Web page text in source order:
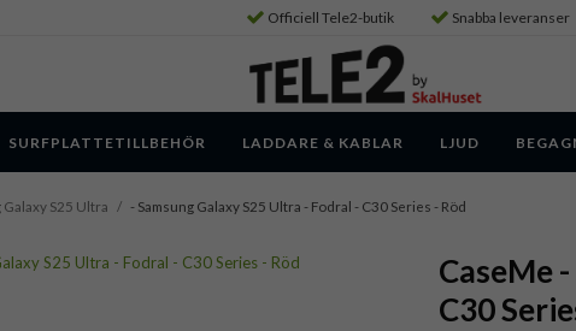
Officiell Tele2-butik Snabba leveranser
SURFPLATTETILLBEHÖR LADDARE & KABLAR LJUD
Galaxy S25 Ultra / - Samsung Galaxy S25 Ultra - Fodral - C30 Series - Röd
CaseMe
C30